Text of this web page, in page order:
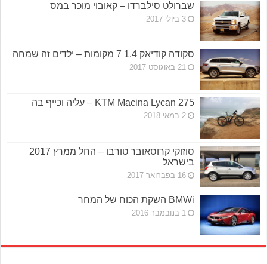
שברולט סילברדו – קאובוי מוכר במס
3 ביולי 2017
סקודה קודיאק 1.4 7 מקומות – ילדים זה שמחה
21 באוגוסט 2017
KTM Macina Lycan 275 – עליה וכייף בה
2 במאי 2018
סוזוקי קרוסאובר טורבו – החל ממרץ 2017
בישראל
16 בפברואר 2017
BMWi השקת הכוח של המחר
1 בנובמבר 2016